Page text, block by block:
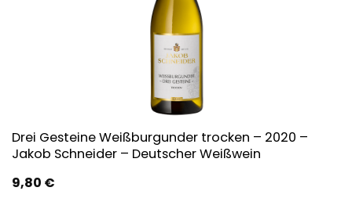
Drei Gesteine Weißburgunder trocken – 2020 –
Jakob Schneider – Deutscher Weißwein
9,80 €